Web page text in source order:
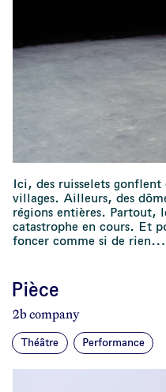
Ici, des ruisselets gonflent
villages. Ailleurs, des
régions entières. Partout,
catastrophe en cours. Et
foncer comme si de rien…
Pièce
2b company
Théâtre Performance